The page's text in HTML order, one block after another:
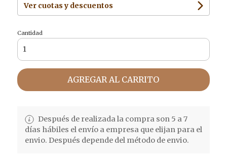
Ver cuotas y descuentos
Cantidad
AGREGAR AL CARRITO
Después de realizada la compra son 5 a 7
días hábiles el envío a empresa que elijan para el
envio. Después depende del método de envio.